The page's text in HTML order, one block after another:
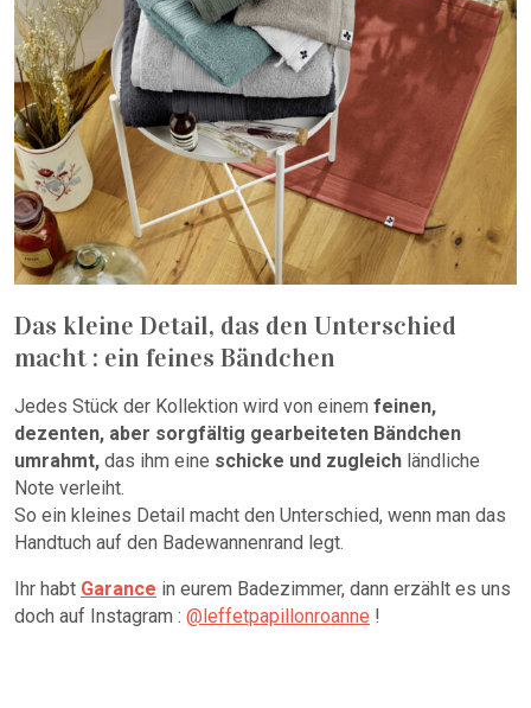
Das kleine Detail, das den Unterschied
macht : ein feines Bändchen
Jedes Stück der Kollektion wird von einem feinen,
dezenten, aber sorgfältig gearbeiteten Bändchen
umrahmt, das ihm eine schicke und zugleich ländliche
Note verleiht.
So ein kleines Detail macht den Unterschied, wenn man das
Handtuch auf den Badewannenrand legt.
Ihr habt Garance in eurem Badezimmer, dann erzählt es uns
doch auf Instagram : @leffetpapillonroanne !